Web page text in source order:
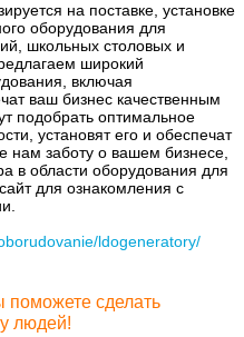
на поставке, установке
оборудования для
школьных столовых и
широкий
включая
ваш бизнес качественным
подобрать оптимальное
установят его и обеспечат
нам заботу о вашем бизнесе,
в области оборудования для
для ознакомления с
ldogeneratory/
поможете сделать
людей!